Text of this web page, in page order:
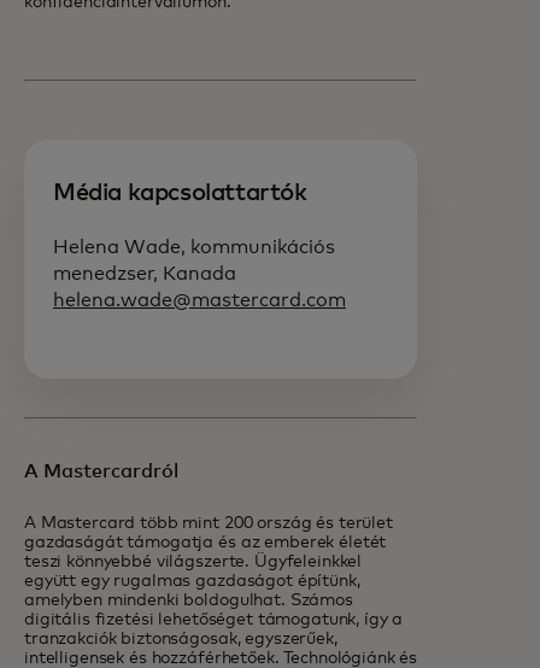
Média kapcsolattartók
Helena Wade, kommunikációs
menedzser, Kanada
helena.wade@mastercard.com
A Mastercardról
A Mastercard több mint 200 ország és terület
gazdaságát támogatja és az emberek életét
teszi könnyebbé világszerte. Ügyfeleinkkel
együtt egy rugalmas gazdaságot építünk,
amelyben mindenki boldogulhat. Számos
digitális fizetési lehetőséget támogatunk, így a
tranzakciók biztonságosak, egyszerűek,
intelligensek és hozzáférhetőek. Technológiánk és